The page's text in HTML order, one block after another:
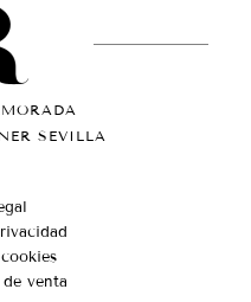
SEVILLA
venta